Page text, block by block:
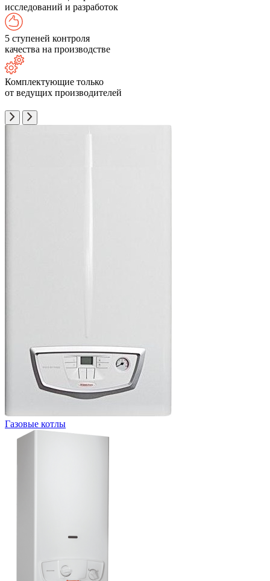
исследований и разработок
5 ступеней контроля
качества на производстве
Комплектующие только
от ведущих производителей
Газовые котлы